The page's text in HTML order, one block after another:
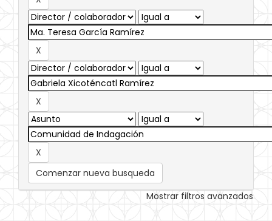
Comenzar nueva busqueda
Mostrar filtros avanzados